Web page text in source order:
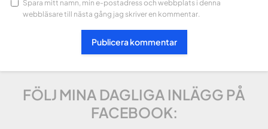
Spara mitt namn, min e-postadress och webbplats i denna
webbläsare till nästa gång jag skriver en kommentar.
FÖLJ MINA DAGLIGA INLÄGG PÅ
FACEBOOK: